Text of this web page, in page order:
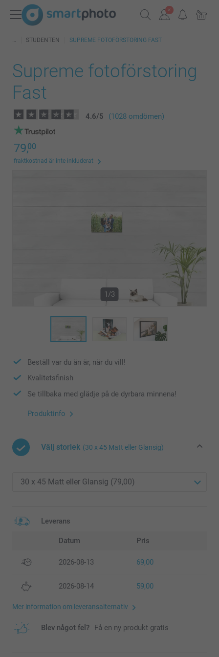
STUDENTEN SUPREME FOTOFÖRSTORING FAST
Supreme fotoförstoring
Fast
4.6/5 (1028 omdömen)
79,00
fraktkostnad är inte inkluderat
1/3
Beställ var du än är, när du vill!
Kvalitetsfinish
Se tillbaka med glädje på de dyrbara minnena!
Produktinfo
Välj storlek (30 x 45 Matt eller Glansig)
Leverans
Datum Pris
2026-08-13 69,00
2026-08-14 59,00
Mer information om leveransalternativ
Blev något fel? Få en ny produkt gratis